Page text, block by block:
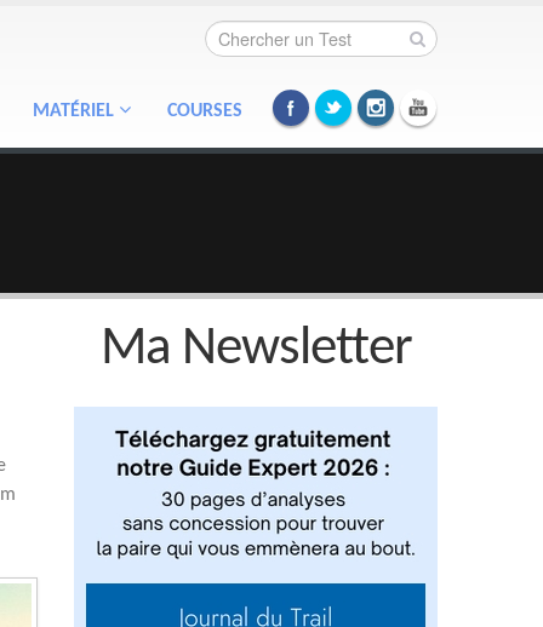
MATÉRIEL COURSES
Ma Newsletter